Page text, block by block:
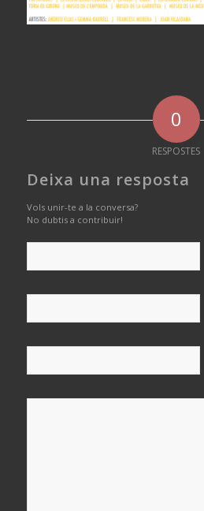
0
RESPOSTES
Deixa una resposta
Vols unir-te a la conversa?
No dubtis a contribuir!